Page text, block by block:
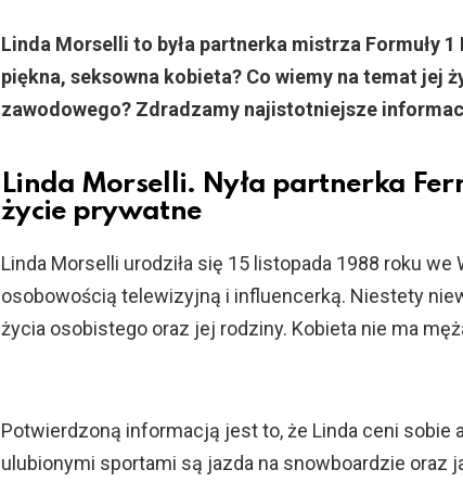
Linda Morselli to była partnerka mistrza Formuły
piękna, seksowna kobieta? Co wiemy na temat jej
zawodowego? Zdradzamy najistotniejsze
Linda Morselli. Nyła partnerka
życie prywatne
Linda Morselli urodziła się 15 listopada 1988 roku we
osobowością telewizyjną i influencerką. Niestety
życia osobistego oraz jej rodziny. Kobieta nie ma
Potwierdzoną informacją jest to, że Linda ceni sobie
ulubionymi sportami są jazda na snowboardzie oraz